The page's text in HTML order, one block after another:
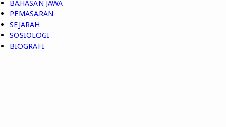
BAHASAN JAWA
PEMASARAN
SEJARAH
SOSIOLOGI
BIOGRAFI